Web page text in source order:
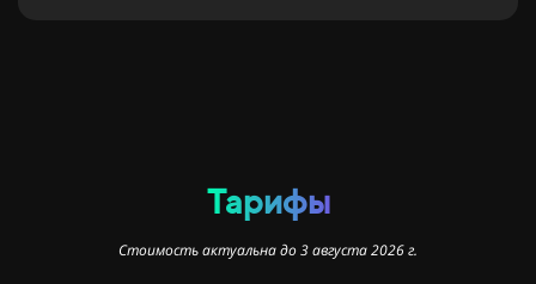
Тарифы
Стоимость актуальна до 3 августа 2026 г.